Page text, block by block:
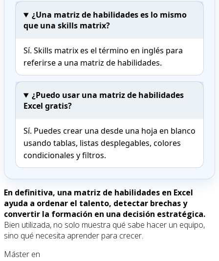
¿Una matriz de habilidades es lo mismo
que una skills matrix?
Sí. Skills matrix es el término en inglés para
referirse a una matriz de habilidades.
¿Puedo usar una matriz de habilidades
Excel gratis?
Sí. Puedes crear una desde una hoja en blanco
usando tablas, listas desplegables, colores
condicionales y filtros.
En definitiva, una matriz de habilidades en Excel
ayuda a ordenar el talento, detectar brechas y
convertir la formación en una decisión estratégica.
Bien utilizada, no solo muestra qué sabe hacer un equipo,
sino qué necesita aprender para crecer.
Máster en